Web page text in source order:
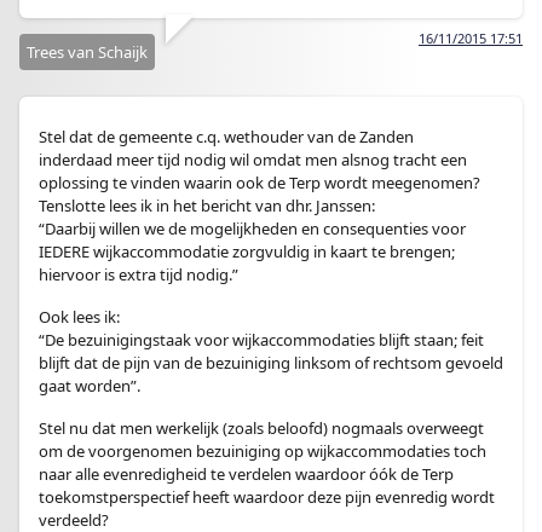
16/11/2015 17:51
Trees van Schaijk
Stel dat de gemeente c.q. wethouder van de Zanden
inderdaad meer tijd nodig wil omdat men alsnog tracht een
oplossing te vinden waarin ook de Terp wordt meegenomen?
Tenslotte lees ik in het bericht van dhr. Janssen:
“Daarbij willen we de mogelijkheden en consequenties voor
IEDERE wijkaccommodatie zorgvuldig in kaart te brengen;
hiervoor is extra tijd nodig.”
Ook lees ik:
“De bezuinigingstaak voor wijkaccommodaties blijft staan; feit
blijft dat de pijn van de bezuiniging linksom of rechtsom gevoeld
gaat worden”.
Stel nu dat men werkelijk (zoals beloofd) nogmaals overweegt
om de voorgenomen bezuiniging op wijkaccommodaties toch
naar alle evenredigheid te verdelen waardoor óók de Terp
toekomstperspectief heeft waardoor deze pijn evenredig wordt
verdeeld?